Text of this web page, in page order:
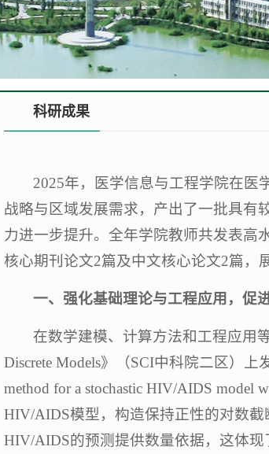
科研成果
2025年，医学信息与工程学院在医
战略与区域发展需求，产出了一批具有
力进一步提升。全年学院教师共发表高
核心期刊论文2篇及中文核心论文2篇，
一、强化基础理论与工程应用，促
在数学建模、计算方法和工程应用
Discrete Models》（SCI中科院二区）上
method for a stochastic HIV/AIDS model
HIV/AIDS模型，构造保持正性的对数截
HIV/AIDS的预测提供数量依据，这体